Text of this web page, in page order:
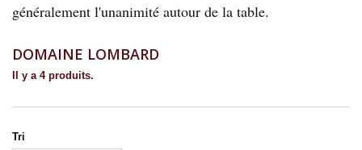
généralement l'unanimité autour de la table.
DOMAINE LOMBARD
Il y a 4 produits.
Tri